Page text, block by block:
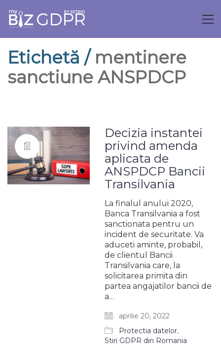
Etichetă / mentinere
sanctiune ANSPDCP
Decizia instantei
privind amenda
aplicata de
ANSPDCP Bancii
Transilvania
La finalul anului 2020,
Banca Transilvania a fost
sanctionata pentru un
incident de securitate. Va
aduceti aminte, probabil,
de clientul Bancii
Transilvania care, la
solicitarea primita din
partea angajatilor bancii de
a…
aprilie 20, 2022
Protectia datelor,
Stiri GDPR din Romania